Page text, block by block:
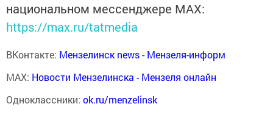
национальном мессенджере MАХ:
https://max.ru/tatmedia
ВКонтакте: Мензелинск news - Мензеля-информ
MAX: Новости Мензелинска - Мензеля онлайн
Одноклассники: ok.ru/menzelinsk